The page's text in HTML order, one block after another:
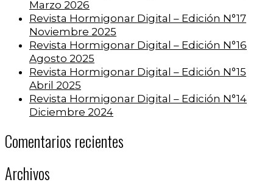
Marzo 2026
Revista Hormigonar Digital – Edición N°17
Noviembre 2025
Revista Hormigonar Digital – Edición N°16
Agosto 2025
Revista Hormigonar Digital – Edición N°15
Abril 2025
Revista Hormigonar Digital – Edición N°14
Diciembre 2024
Comentarios recientes
Archivos